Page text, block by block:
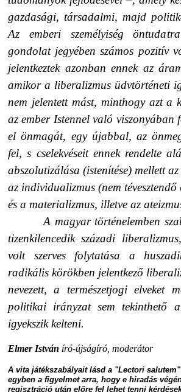
gazdasági, társadalmi, majd
Az emberi személyiség
gondolat jegyében számos pozitív
jelentkeztek azonban ennek az
amikor a liberalizmus üdvtörténeti
nem jelentett mást, minthogy azt a
az ember Istennel való viszonyában
el önmagát, egy újabbal, az
fel, s cselekvéseit ennek rendelte
abszolutizálása (istenítése) mellett
az individualizmus (nem tévesztendő
és a materializmus, illetve az
A magyar történelemben
tizenkilencedik századi
volt szerves folytatása a
radikális körökben jelentkező
nevezett, a természetjogi elveket
politikai irányzat sem tekinthető
igyekszik kelteni.
Elmer István író-újságíró, moderátor
A vita játékszabályait lásd a "Lectori
egyben a figyelmet arra, hogy e hiradás
regisztráció után előre fel lehet tenni